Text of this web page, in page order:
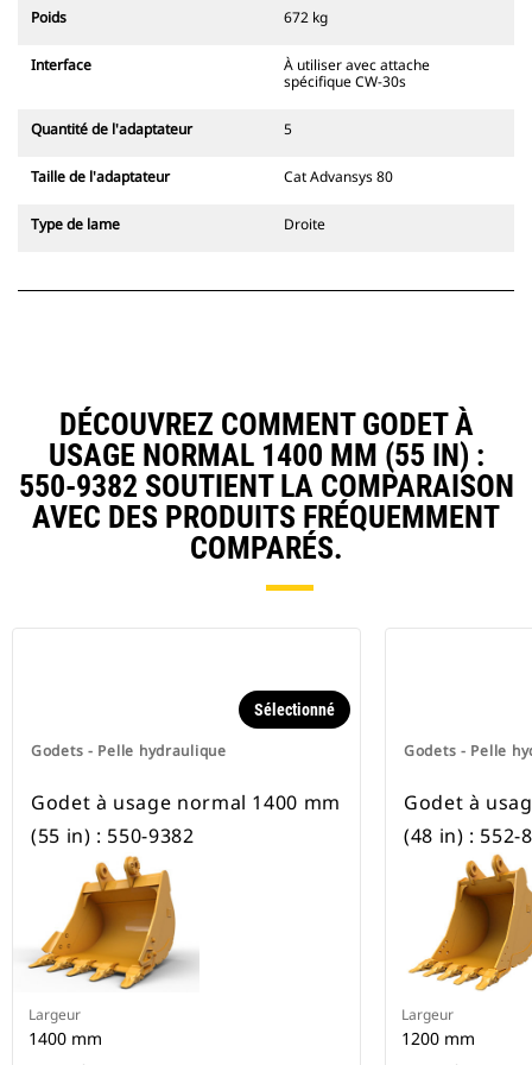
champ de vision du conducteur.
Les attaches à accouplement par
axes Cat sont compatibles avec les
352 et toutes les pelles sur pneus.
tranchée sont également
Les équipements compatibles avec
rapide fixes. Les attaches spéciales
Les attaches spéciales CW sont
disponibles pour toutes les pelles
hydrauliques à chaines et sur
pneus.
Poids 672 kg
Interface
À utiliser avec attache
spécifique CW-30s
Quantité de l'adaptateur 5
Taille de l'adaptateur Cat Advansys 80
Type de lame Droite
DÉCOUVREZ COMMENT GODET À
USAGE NORMAL 1400 MM (55 IN) :
550-9382 SOUTIENT LA COMPARAISON
AVEC DES PRODUITS FRÉQUEMMENT
COMPARÉS.
Godets - Pelle hydraulique
Sélectionné
Godet à usage normal 1400 mm
(55 in) : 550-9382
Largeur
1400 mm
Godets - Pelle
Godet à
(48 in) : 552-
Largeur
1200 mm